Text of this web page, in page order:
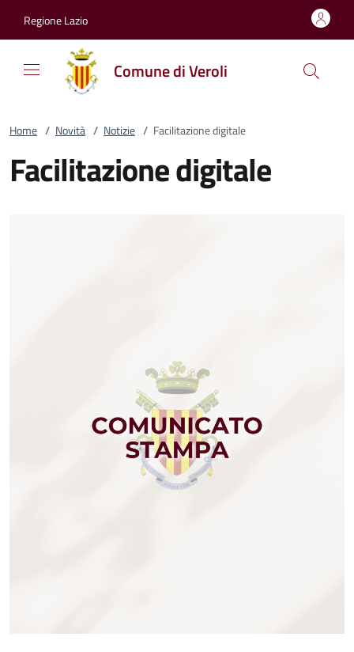
Regione Lazio
Comune di Veroli
Home / Novità / Notizie / Facilitazione digitale
Facilitazione digitale